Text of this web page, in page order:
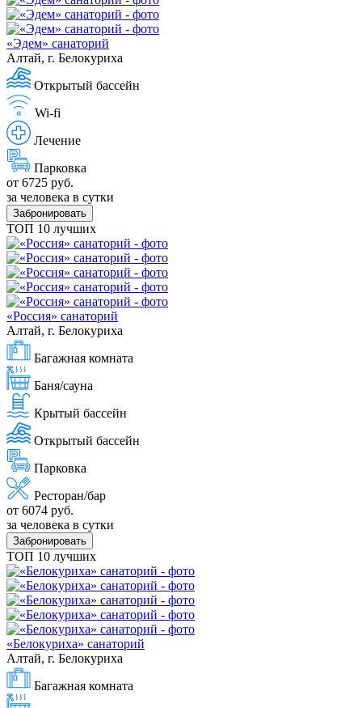
«Эдем» санаторий
Алтай, г. Белокуриха
Открытый бассейн
Wi-fi
Лечение
Парковка
от 6725 руб.
за человека в сутки
Забронировать
ТОП 10 лучших
«Россия» санаторий
Алтай, г. Белокуриха
Багажная комната
Баня/сауна
Крытый бассейн
Открытый бассейн
Парковка
Ресторан/бар
от 6074 руб.
за человека в сутки
Забронировать
ТОП 10 лучших
«Белокуриха» санаторий
Алтай, г. Белокуриха
Багажная комната